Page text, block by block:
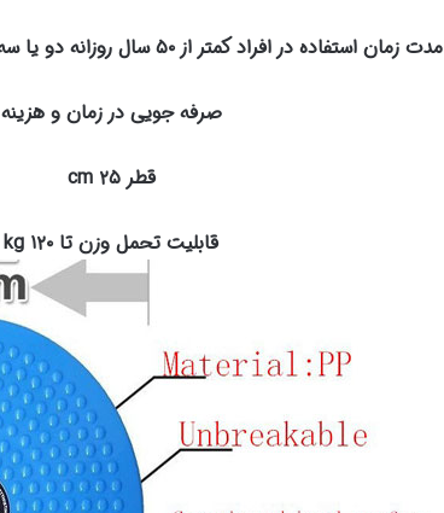
مدت زمان استفاده در افراد کمتر از ۵۰ سال روزانه دو یا سه بار به مدت ۱۵ الی ۲۰ دقیقه
صرفه جویی در زمان و هزینه
قطر ۲۵ cm
قابلیت تحمل وزن تا ۱۲۰ kg